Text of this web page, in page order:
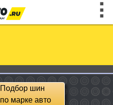
Подбор шин
по марке авто